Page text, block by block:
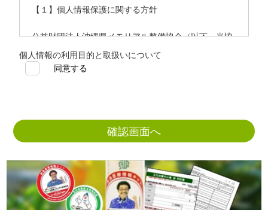
【１】個人情報保護に関する方針
公益財団法人沖縄県メモリアル整備協会（以下、当協
会と表記）は、個人情報の取扱いにおける重要性、ま
た社会的な責任を十分に認識した上で、個人情報の適
に個人情報を取扱います。
当協会は、個人情報の利用目的を明確にし、その取扱
します。保持する内容については、できる限り正確で
最新の内容である様に努めます。
当協会は、取得した個人情報の適正な管理のために、
取扱い責任者を任命し、その責任の所在をを明確に致
個人情報の利用目的と取扱いについて
同意する